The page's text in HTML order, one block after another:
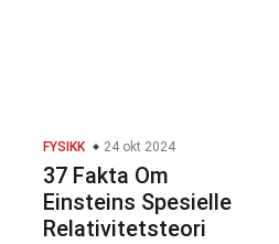
FYSIKK 24 okt 2024
37 Fakta Om
Einsteins Spesielle
Relativitetsteori